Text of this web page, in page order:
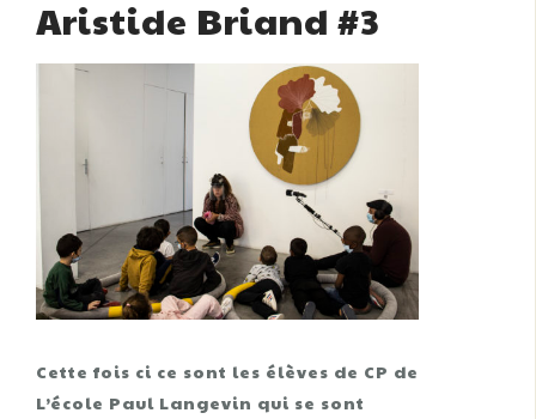
Aristide Briand #3
Cette fois ci ce sont les élèves de CP de
L’école Paul Langevin qui se sont